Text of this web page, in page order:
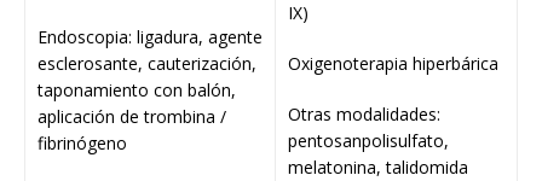
Endoscopia: ligadura, agente
esclerosante, cauterización,
taponamiento con balón,
aplicación de trombina /
fibrinógeno
IX)
Oxigenoterapia hiperbárica
Otras modalidades:
pentosanpolisulfato,
melatonina, talidomida